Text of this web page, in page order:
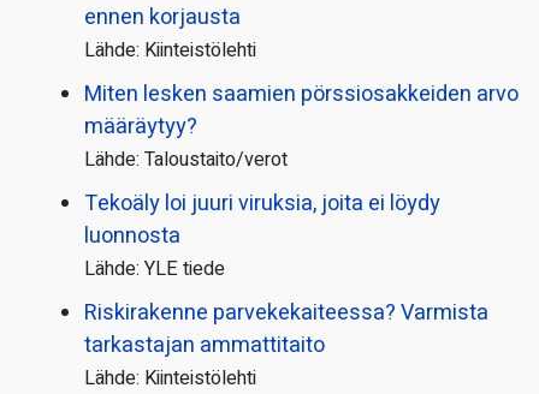
ennen korjausta
Lähde: Kiinteistölehti
Miten lesken saamien pörssi­osakkeiden arvo
määräytyy?
Lähde: Taloustaito/verot
Tekoäly loi juuri viruksia, joita ei löydy
luonnosta
Lähde: YLE tiede
Riskirakenne parvekekaiteessa? Varmista
tarkastajan ammattitaito
Lähde: Kiinteistölehti